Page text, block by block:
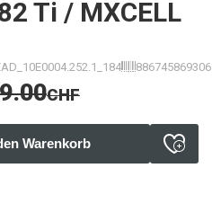
Ti / MXCELL
886745869306
CHF
Warenkorb